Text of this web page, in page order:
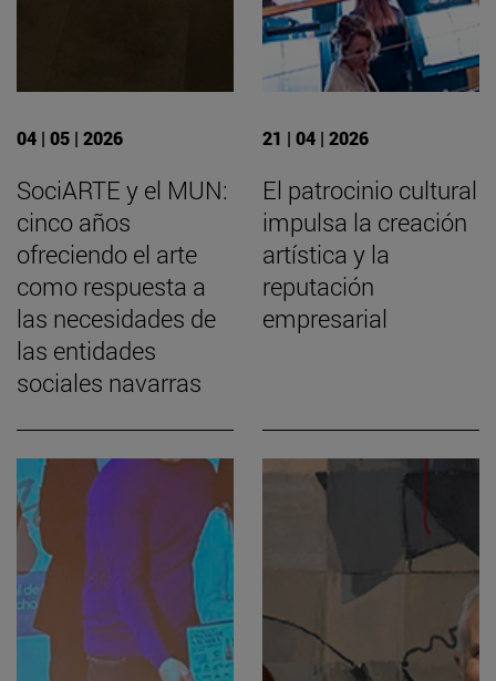
04 | 05 | 2026
SociARTE y el MUN:
cinco años
ofreciendo el arte
como respuesta a
las necesidades de
las entidades
sociales navarras
21 | 04 | 2026
El patrocinio cultural
impulsa la creación
artística y la
reputación
empresarial